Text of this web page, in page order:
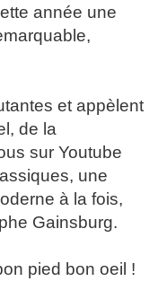
année une
et appèlent
de la
sur Youtube
une
à la fois,
Gainsburg.
pied bon oeil !